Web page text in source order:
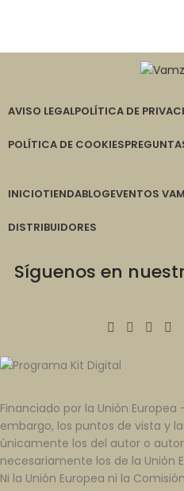
AVISO LEGALPOLÍTICA DE
POLÍTICA DE COOKIES
INICIOTIENDABLOGEVENTOS
DISTRIBUIDORES
Síguenos en
Financiado por la Unión Europea
embargo, los puntos de vista y
únicamente los del autor o
necesariamente los de la Unión
Ni la Unión Europea ni la